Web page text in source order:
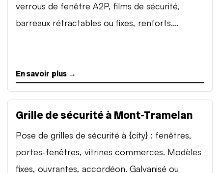
verrous de fenêtre A2P, films de sécurité,
barreaux rétractables ou fixes, renforts....
En savoir plus →
Grille de sécurité à Mont-Tramelan
Pose de grilles de sécurité à {city} : fenêtres,
portes-fenêtres, vitrines commerces. Modèles
fixes, ouvrantes, accordéon. Galvanisé ou